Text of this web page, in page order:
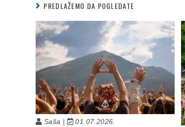
PREDLAŽEMO DA POGLEDATE
Saša | 01.07.2026.